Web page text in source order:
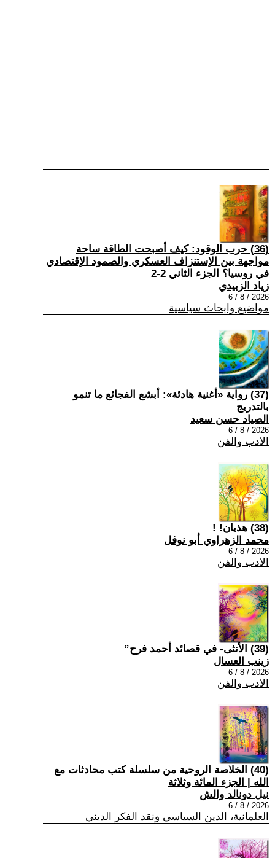
(36) حرب الوقود: كيف أصبحت الطاقة ساحة
مواجهة بين الإستنزاف العسكري والصمود الإقتصادي
في روسيا؟ الجزء الثاني 2-2
زياد الزبيدي
2026 / 8 / 6
مواضيع وابحاث سياسية
(37) رواية «أغنية هادئة»: أبشع الفجائع ما تنمو
بالتدريج
الصياد حسن سعيد
2026 / 8 / 6
الادب والفن
(38) هذيان! !
محمد الزهراوي أبو نوفل
2026 / 8 / 6
الادب والفن
(39) الأنثى- في قصائد أحمد فرح”
زينب العسال
2026 / 8 / 6
الادب والفن
(40) الخلاصة الروحية من سلسلة كتب محادثات مع
الله | الجزء المائة وثلاثة
نيل دونالد والش
2026 / 8 / 6
العلمانية، الدين السياسي ونقد الفكر الديني